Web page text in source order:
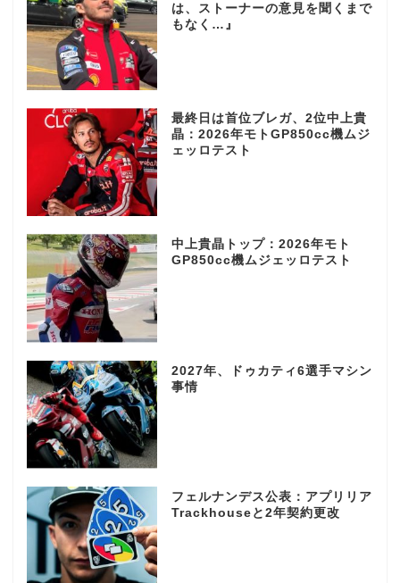
は、ストーナーの意見を聞くまで
もなく…』
最終日は首位ブレガ、2位中上貴
晶：2026年モトGP850cc機ムジ
ェッロテスト
中上貴晶トップ：2026年モト
GP850cc機ムジェッロテスト
2027年、ドゥカティ6選手マシン
事情
フェルナンデス公表：アプリリア
Trackhouseと2年契約更改